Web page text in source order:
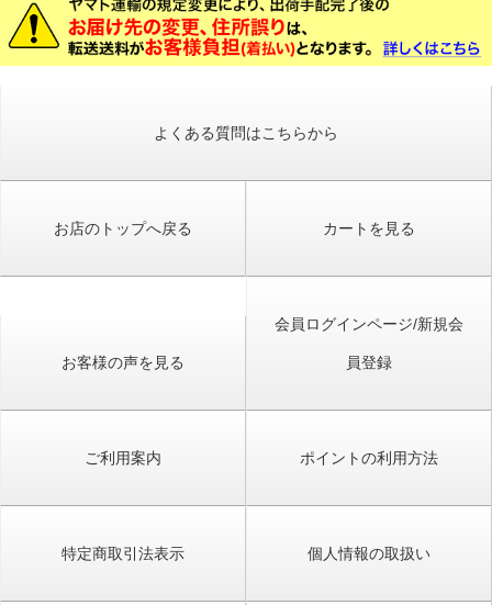
よくある質問はこちらから
お店のトップへ戻る カートを見る
お客様の声を見る
会員ログインページ/新規会
員登録
ご利用案内 ポイントの利用方法
特定商取引法表示 個人情報の取扱い